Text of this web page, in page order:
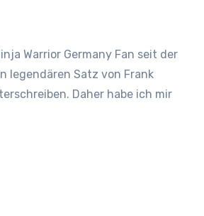
Warrior Germany Fan seit der
legendären Satz von Frank
Daher habe ich mir